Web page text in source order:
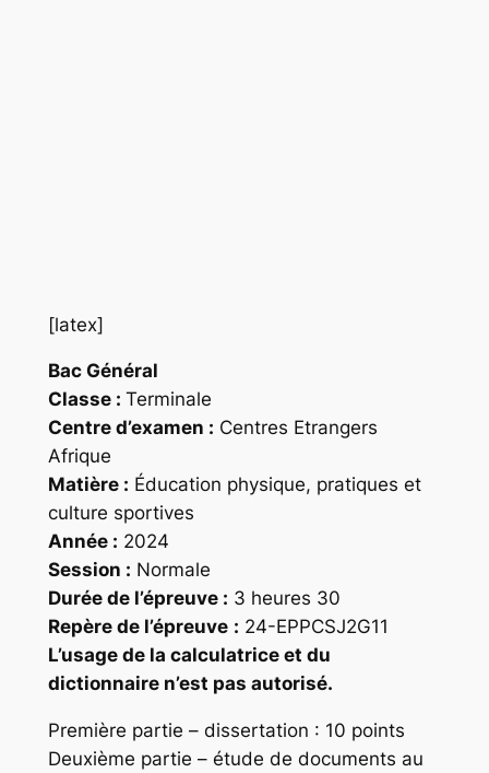
[latex]
Bac Général
Classe : Terminale
Centre d’examen : Centres Etrangers
Afrique
Matière : Éducation physique, pratiques et
culture sportives
Année : 2024
Session : Normale
Durée de l’épreuve : 3 heures 30
Repère de l’épreuve : 24-EPPCSJ2G11
L’usage de la calculatrice et du
dictionnaire n’est pas autorisé.
Première partie – dissertation : 10 points
Deuxième partie – étude de documents au